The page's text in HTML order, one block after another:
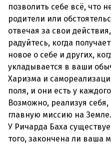
позволить себе всё, что
родители или
отвечая за свои
радуйтесь, когда
новое о себе и других,
укладывается в ваши
Харизма и
поля, и они есть у
Возможно, реализуя
главную миссию на Земле.
У Ричарда Баха
того, закончена ли ваша